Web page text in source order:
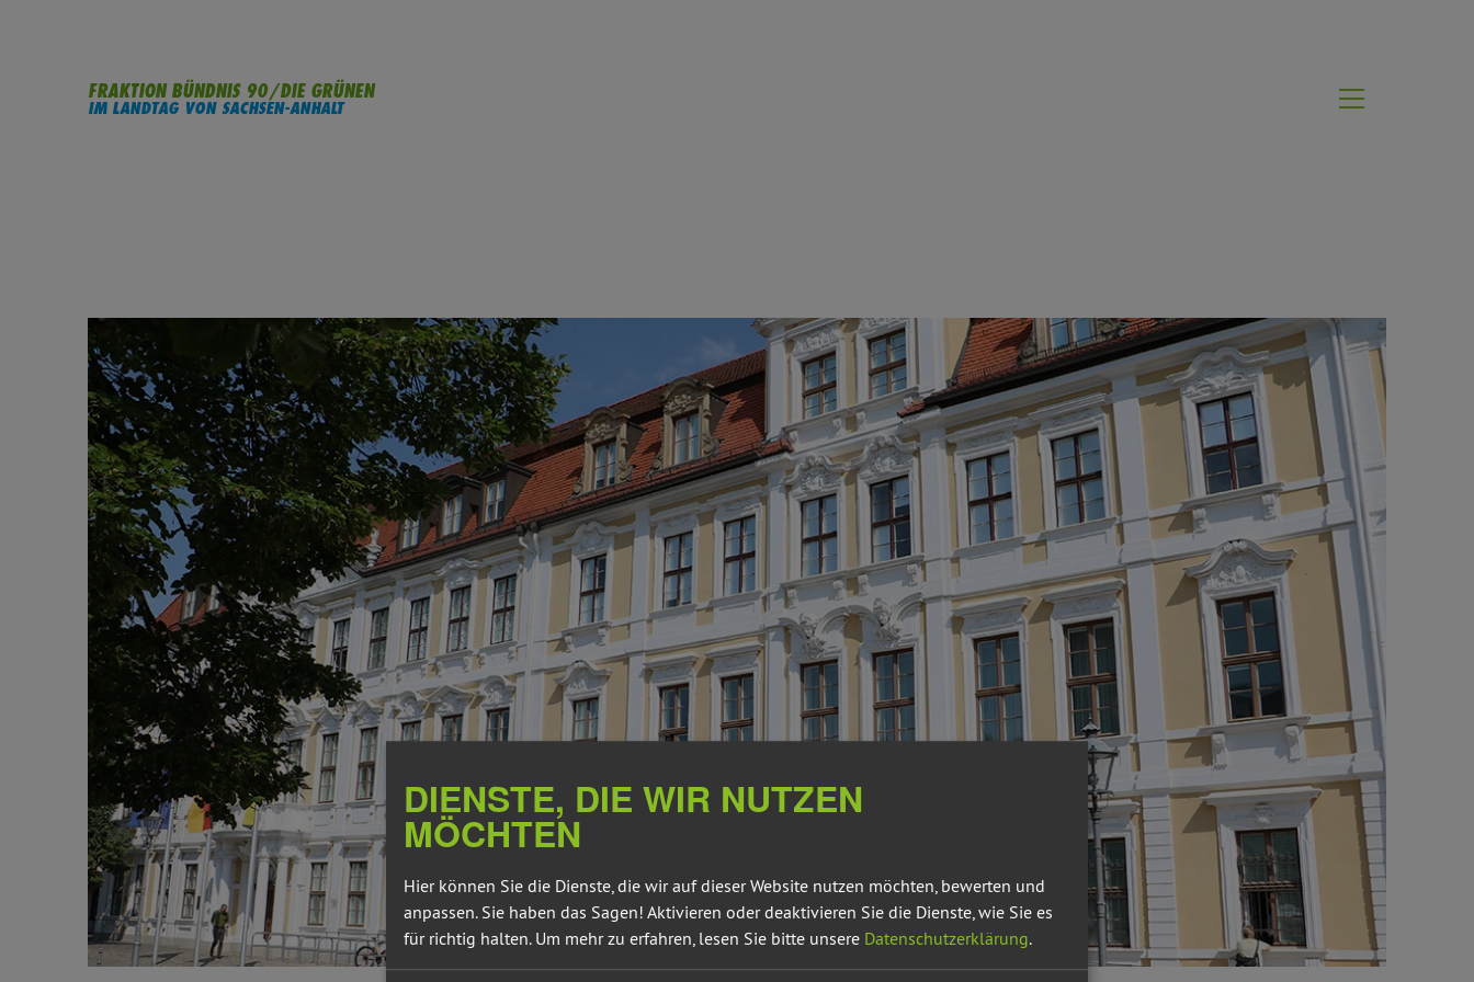
FRAKTION BÜNDNIS 90/DIE GRÜNEN
IM LANDTAG VON SACHSEN-ANHALT
DIENSTE, DIE WIR NUTZEN
MÖCHTEN
Hier können Sie die Dienste, die wir auf dieser Website nutzen möchten, bewerten und
anpassen. Sie haben das Sagen! Aktivieren oder deaktivieren Sie die Dienste, wie Sie es
für richtig halten. Um mehr zu erfahren, lesen Sie bitte unsere Datenschutzerklärung.